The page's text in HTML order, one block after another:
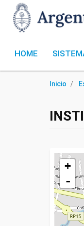
HOME
Inicio
+
-